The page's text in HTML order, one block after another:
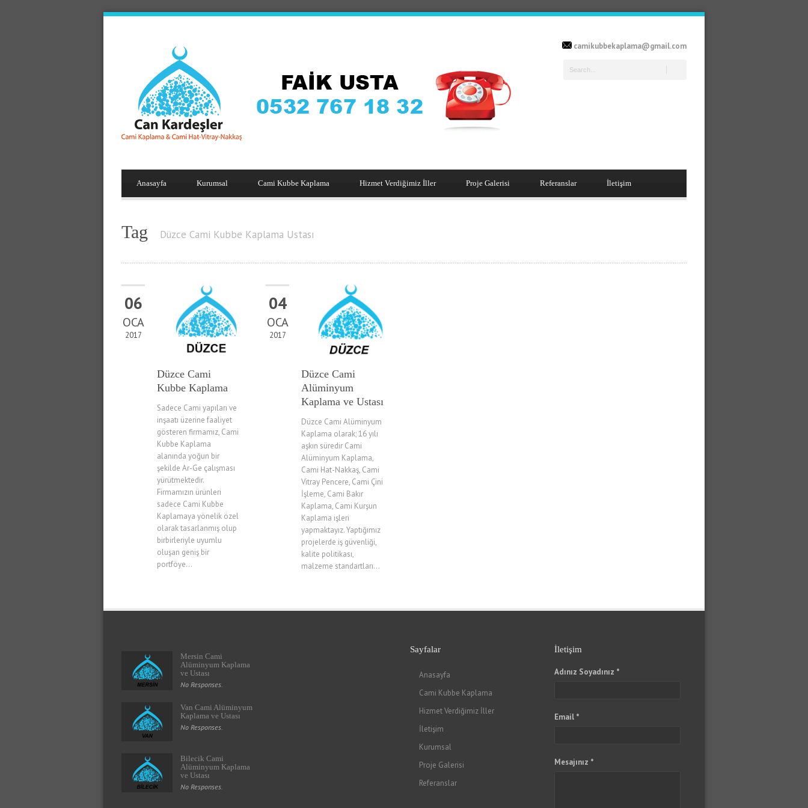
camikubbekaplama@gmail.com
Anasayfa Kurumsal Cami Kubbe Kaplama Hizmet Verdiğimiz İller Proje Galerisi Referanslar İletişim
Tag Düzce Cami Kubbe Kaplama Ustası
06
OCA
2017
Düzce Cami
Kubbe Kaplama
Sadece Cami yapıları ve
inşaatı üzerine faaliyet
gösteren firmamız, Cami
Kubbe Kaplama
alanında yoğun bir
şekilde Ar-Ge çalışması
yürütmektedir.
Firmamızın ürünleri
sadece Cami Kubbe
Kaplamaya yönelik özel
olarak tasarlanmış olup
birbirleriyle uyumlu
oluşan geniş bir
portföye...
04
OCA
2017
Düzce Cami
Alüminyum
Kaplama ve Ustası
Düzce Cami Alüminyum
Kaplama olarak; 16 yılı
aşkın süredir Cami
Alüminyum Kaplama,
Cami Hat-Nakkaş, Cami
Vitray Pencere, Cami Çini
İşleme, Cami Bakır
Kaplama, Cami Kurşun
Kaplama işleri
yapmaktayız. Yaptığımız
projelerde iş güvenliği,
kalite politikası,
malzeme standartları...
Mersin Cami
Alüminyum Kaplama
ve Ustası
No Responses.
Van Cami Alüminyum
Kaplama ve Ustası
No Responses.
Bilecik Cami
Alüminyum Kaplama
ve Ustası
No Responses.
Sayfalar
Anasayfa
Cami Kubbe Kaplama
Hizmet Verdiğimiz İller
İletişim
Kurumsal
Proje Galerisi
Referanslar
İletişim
Adınız Soyadınız *
Email *
Mesajınız *